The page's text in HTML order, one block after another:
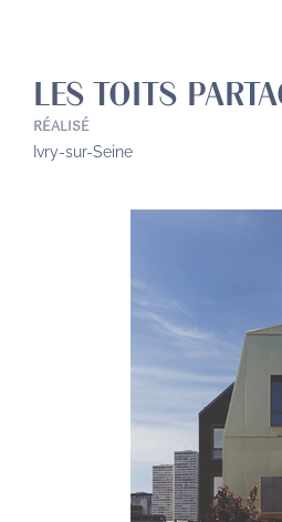
LES TOITS
RÉALISÉ
Ivry-sur-Seine